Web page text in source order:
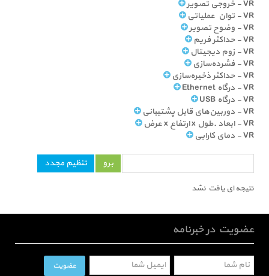
VR - خروجی تصویر
VR - توان عملیاتی
VR - وضوح تصویر
VR - حداکثر فریم
VR - زوم دیجیتال
VR - فشرده‌سازی
VR - حداکثر ذخیره‌سازی
VR - درگاه Ethernet
VR - درگاه USB
VR - دوربین‌های قابل پشتیبانی
VR - ابعاد ـ طول x ارتفاع x عرض
VR - دمای کارایی
نتیجه ای یافت نشد
عضویت در خبرنامه